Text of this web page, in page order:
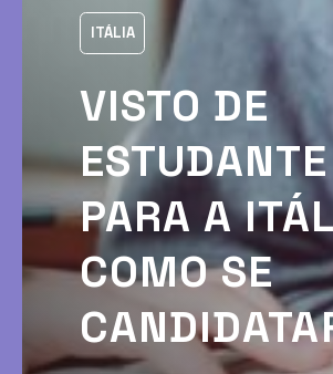
ITÁLIA
VISTO DE
ESTUDANTE
PARA A
COMO SE